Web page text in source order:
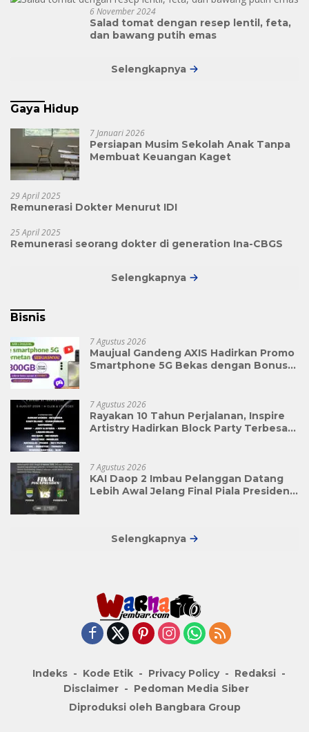
6 November 2024
Salad tomat dengan resep lentil, feta,
dan bawang putih emas
Selengkapnya
Gaya Hidup
7 Januari 2026
Persiapan Musim Sekolah Anak Tanpa
Membuat Keuangan Kaget
29 April 2025
Remunerasi Dokter Menurut IDI
25 April 2025
Remunerasi seorang dokter di generation Ina-CBGS
Selengkapnya
Bisnis
7 Agustus 2026
Maujual Gandeng AXIS Hadirkan Promo
Smartphone 5G Bekas dengan Bonus
7 Agustus 2026
Rayakan 10 Tahun Perjalanan, Inspire
Artistry Hadirkan Block Party Terbesar
7 Agustus 2026
KAI Daop 2 Imbau Pelanggan Datang
Lebih Awal Jelang Final Piala Presiden
Selengkapnya
Indeks Kode Etik Privacy Policy
Redaksi
Disclaimer
Pedoman Media Siber
Diproduksi oleh Bangbara Group